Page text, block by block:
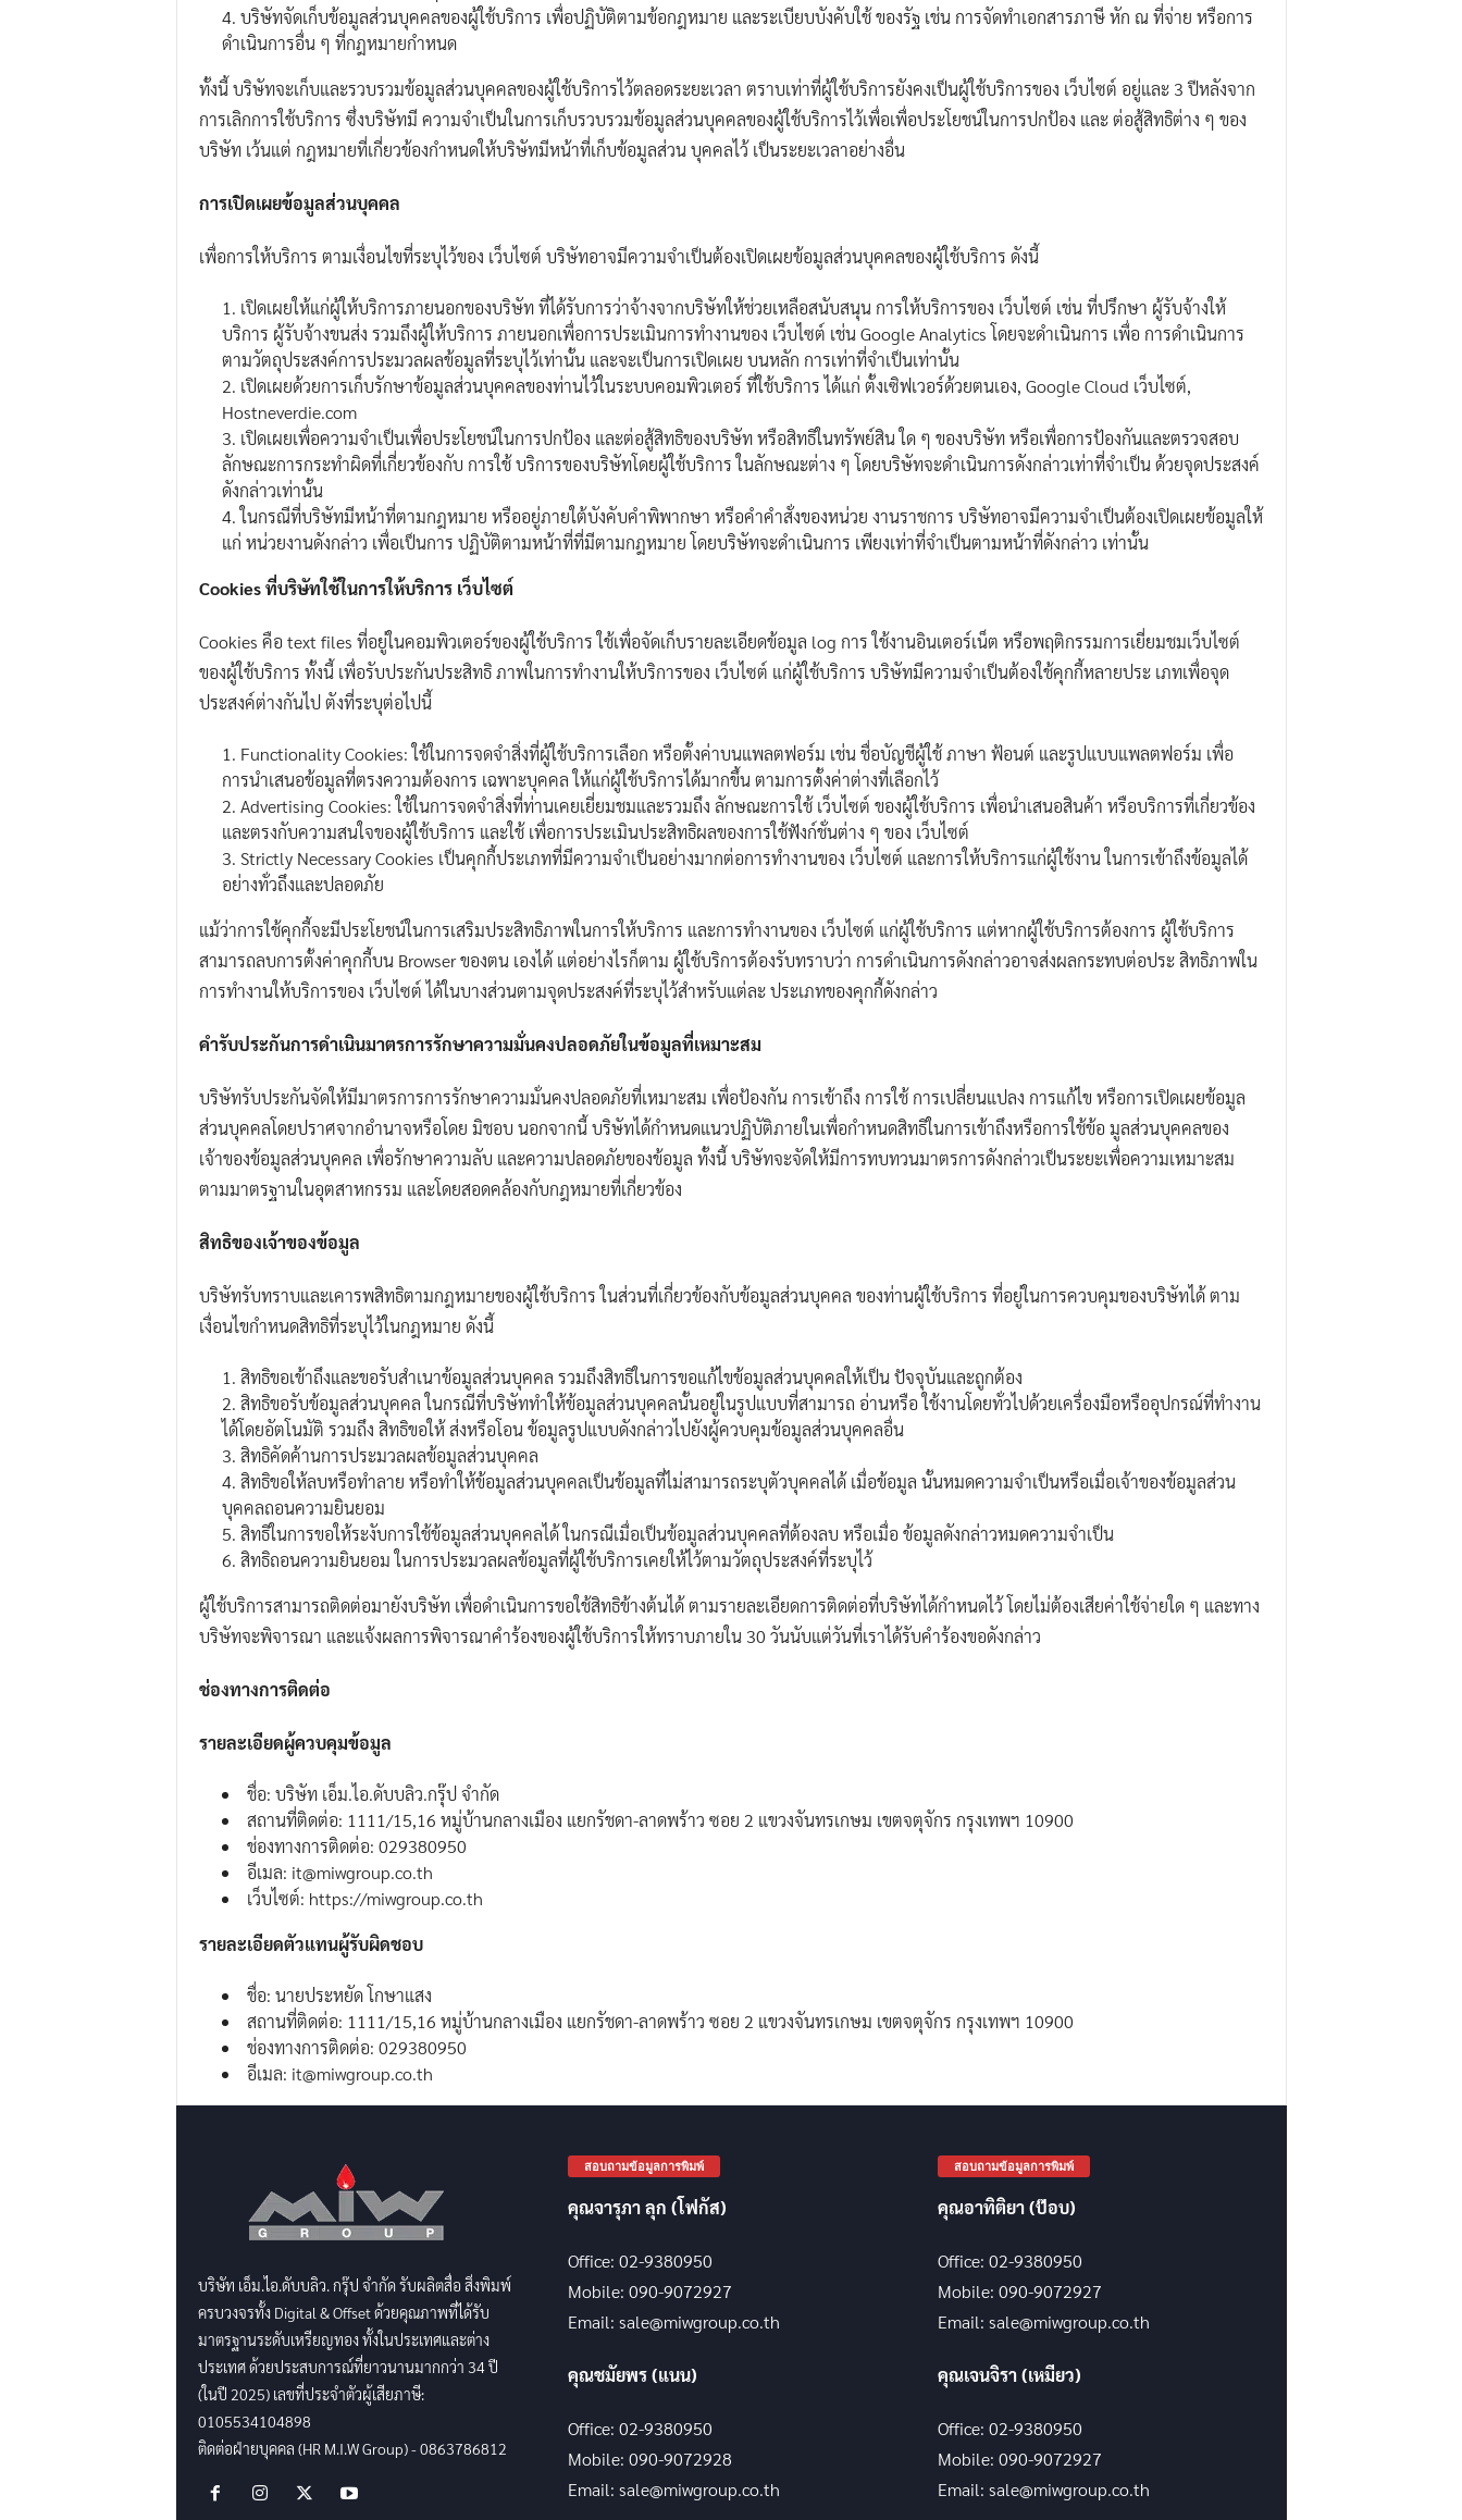
บริษัทจัดเก็บข้อมูลส่วนบุคคลของผู้ใช้บริการ เพื่อปฏิบัติตามข้อกฎหมาย และระเบียบบังคับใช้ ของรัฐ เช่น การจัดทำเอกสารภาษี หัก ณ ที่จ่าย หรือการ
ดำเนินการอื่น ๆ ที่กฎหมายกำหนด
ทั้งนี้ บริษัทจะเก็บและรวบรวมข้อมูลส่วนบุคคลของผู้ใช้บริการไว้ตลอดระยะเวลา ตราบเท่าที่ผู้ใช้บริการยังคงเป็นผู้ใช้บริการของ เว็บไซต์ อยู่และ 3 ปีหลังจาก
การเลิกการใช้บริการ ซึ่งบริษัทมี ความจำเป็นในการเก็บรวบรวมข้อมูลส่วนบุคคลของผู้ใช้บริการไว้เพื่อเพื่อประโยชน์ในการปกป้อง และ ต่อสู้สิทธิต่าง ๆ ของ
บริษัท เว้นแต่ กฎหมายที่เกี่ยวข้องกำหนดให้บริษัทมีหน้าที่เก็บข้อมูลส่วน บุคคลไว้ เป็นระยะเวลาอย่างอื่น
การเปิดเผยข้อมูลส่วนบุคคล
เพื่อการให้บริการ ตามเงื่อนไขที่ระบุไว้ของ เว็บไซต์ บริษัทอาจมีความจำเป็นต้องเปิดเผยข้อมูลส่วนบุคคลของผู้ใช้บริการ ดังนี้
เปิดเผยให้แก่ผู้ให้บริการภายนอกของบริษัท ที่ได้รับการว่าจ้างจากบริษัทให้ช่วยเหลือสนับสนุน การให้บริการของ เว็บไซต์ เช่น ที่ปรึกษา ผู้รับจ้างให้
บริการ ผู้รับจ้างขนส่ง รวมถึงผู้ให้บริการ ภายนอกเพื่อการประเมินการทำงานของ เว็บไซต์ เช่น Google Analytics โดยจะดำเนินการ เพื่อ การดำเนินการ
ตามวัตถุประสงค์การประมวลผลข้อมูลที่ระบุไว้เท่านั้น และจะเป็นการเปิดเผย บนหลัก การเท่าที่จำเป็นเท่านั้น
เปิดเผยด้วยการเก็บรักษาข้อมูลส่วนบุคคลของท่านไว้ในระบบคอมพิวเตอร์ ที่ใช้บริการ ได้แก่ ตั้งเซิฟเวอร์ด้วยตนเอง, Google Cloud เว็บไซต์,
Hostneverdie.com
เปิดเผยเพื่อความจำเป็นเพื่อประโยชน์ในการปกป้อง และต่อสู้สิทธิของบริษัท หรือสิทธิในทรัพย์สิน ใด ๆ ของบริษัท หรือเพื่อการป้องกันและตรวจสอบ
ลักษณะการกระทำผิดที่เกี่ยวข้องกับ การใช้ บริการของบริษัทโดยผู้ใช้บริการ ในลักษณะต่าง ๆ โดยบริษัทจะดำเนินการดังกล่าวเท่าที่จำเป็น ด้วยจุดประสงค์
ดังกล่าวเท่านั้น
ในกรณีที่บริษัทมีหน้าที่ตามกฎหมาย หรืออยู่ภายใต้บังคับคำพิพากษา หรือคำคำสั่งของหน่วย งานราชการ บริษัทอาจมีความจำเป็นต้องเปิดเผยข้อมูลให้
แก่ หน่วยงานดังกล่าว เพื่อเป็นการ ปฏิบัติตามหน้าที่ที่มีตามกฎหมาย โดยบริษัทจะดำเนินการ เพียงเท่าที่จำเป็นตามหน้าที่ดังกล่าว เท่านั้น
Cookies ที่บริษัทใช้ในการให้บริการ เว็บไซต์
Cookies คือ text files ที่อยู่ในคอมพิวเตอร์ของผู้ใช้บริการ ใช้เพื่อจัดเก็บรายละเอียดข้อมูล log การ ใช้งานอินเตอร์เน็ต หรือพฤติกรรมการเยี่ยมชมเว็บไซต์
ของผู้ใช้บริการ ทั้งนี้ เพื่อรับประกันประสิทธิ ภาพในการทำงานให้บริการของ เว็บไซต์ แก่ผู้ใช้บริการ บริษัทมีความจำเป็นต้องใช้คุกกี้หลายประ เภทเพื่อจุด
ประสงค์ต่างกันไป ตังที่ระบุต่อไปนี้
Functionality Cookies: ใช้ในการจดจำสิ่งที่ผู้ใช้บริการเลือก หรือตั้งค่าบนแพลตฟอร์ม เช่น ชื่อบัญชีผู้ใช้ ภาษา ฟ้อนต์ และรูปแบบแพลตฟอร์ม เพื่อ
การนำเสนอข้อมูลที่ตรงความต้องการ เฉพาะบุคคล ให้แก่ผู้ใช้บริการได้มากขึ้น ตามการตั้งค่าต่างที่เลือกไว้
Advertising Cookies: ใช้ในการจดจำสิ่งที่ท่านเคยเยี่ยมชมและรวมถึง ลักษณะการใช้ เว็บไซต์ ของผู้ใช้บริการ เพื่อนำเสนอสินค้า หรือบริการที่เกี่ยวข้อง
และตรงกับความสนใจของผู้ใช้บริการ และใช้ เพื่อการประเมินประสิทธิผลของการใช้ฟังก์ชั่นต่าง ๆ ของ เว็บไซต์
Strictly Necessary Cookies เป็นคุกกี้ประเภทที่มีความจำเป็นอย่างมากต่อการทำงานของ เว็บไซต์ และการให้บริการแก่ผู้ใช้งาน ในการเข้าถึงข้อมูลได้
อย่างทั่วถึงและปลอดภัย
แม้ว่าการใช้คุกกี้จะมีประโยชน์ในการเสริมประสิทธิภาพในการให้บริการ และการทำงานของ เว็บไซต์ แก่ผู้ใช้บริการ แต่หากผู้ใช้บริการต้องการ ผู้ใช้บริการ
สามารถลบการตั้งค่าคุกกี้บน Browser ของตน เองได้ แต่อย่างไรก็ตาม ผู้ใช้บริการต้องรับทราบว่า การดำเนินการดังกล่าวอาจส่งผลกระทบต่อประ สิทธิภาพใน
การทำงานให้บริการของ เว็บไซต์ ได้ในบางส่วนตามจุดประสงค์ที่ระบุไว้สำหรับแต่ละ ประเภทของคุกกี้ดังกล่าว
คำรับประกันการดำเนินมาตรการรักษาความมั่นคงปลอดภัยในข้อมูลที่เหมาะสม
บริษัทรับประกันจัดให้มีมาตรการการรักษาความมั่นคงปลอดภัยที่เหมาะสม เพื่อป้องกัน การเข้าถึง การใช้ การเปลี่ยนแปลง การแก้ไข หรือการเปิดเผยข้อมูล
ส่วนบุคคลโดยปราศจากอำนาจหรือโดย มิชอบ นอกจากนี้ บริษัทได้กำหนดแนวปฏิบัติภายในเพื่อกำหนดสิทธิในการเข้าถึงหรือการใช้ข้อ มูลส่วนบุคคลของ
เจ้าของข้อมูลส่วนบุคคล เพื่อรักษาความลับ และความปลอดภัยของข้อมูล ทั้งนี้ บริษัทจะจัดให้มีการทบทวนมาตรการดังกล่าวเป็นระยะเพื่อความเหมาะสม
ตามมาตรฐานในอุตสาหกรรม และโดยสอดคล้องกับกฎหมายที่เกี่ยวข้อง
สิทธิของเจ้าของข้อมูล
บริษัทรับทราบและเคารพสิทธิตามกฎหมายของผู้ใช้บริการ ในส่วนที่เกี่ยวข้องกับข้อมูลส่วนบุคคล ของท่านผู้ใช้บริการ ที่อยู่ในการควบคุมของบริษัทได้ ตาม
เงื่อนไขกำหนดสิทธิที่ระบุไว้ในกฎหมาย ดังนี้
สิทธิขอเข้าถึงและขอรับสำเนาข้อมูลส่วนบุคคล รวมถึงสิทธิในการขอแก้ไขข้อมูลส่วนบุคคลให้เป็น ปัจจุบันและถูกต้อง
สิทธิขอรับข้อมูลส่วนบุคคล ในกรณีที่บริษัททำให้ข้อมูลส่วนบุคคลนั้นอยู่ในรูปแบบที่สามารถ อ่านหรือ ใช้งานโดยทั่วไปด้วยเครื่องมือหรืออุปกรณ์ที่ทำงาน
ได้โดยอัตโนมัติ รวมถึง สิทธิขอให้ ส่งหรือโอน ข้อมูลรูปแบบดังกล่าวไปยังผู้ควบคุมข้อมูลส่วนบุคคลอื่น
สิทธิคัดค้านการประมวลผลข้อมูลส่วนบุคคล
สิทธิขอให้ลบหรือทำลาย หรือทำให้ข้อมูลส่วนบุคคลเป็นข้อมูลที่ไม่สามารถระบุตัวบุคคลได้ เมื่อข้อมูล นั้นหมดความจำเป็นหรือเมื่อเจ้าของข้อมูลส่วน
บุคคลถอนความยินยอม
สิทธิในการขอให้ระงับการใช้ข้อมูลส่วนบุคคลได้ ในกรณีเมื่อเป็นข้อมูลส่วนบุคคลที่ต้องลบ หรือเมื่อ ข้อมูลดังกล่าวหมดความจำเป็น
สิทธิถอนความยินยอม ในการประมวลผลข้อมูลที่ผู้ใช้บริการเคยให้ไว้ตามวัตถุประสงค์ที่ระบุไว้
ผู้ใช้บริการสามารถติดต่อมายังบริษัท เพื่อดำเนินการขอใช้สิทธิข้างต้นได้ ตามรายละเอียดการติดต่อที่บริษัทได้กำหนดไว้ โดยไม่ต้องเสียค่าใช้จ่ายใด ๆ และทาง
บริษัทจะพิจารณา และแจ้งผลการพิจารณาคำร้องของผู้ใช้บริการให้ทราบภายใน 30 วันนับแต่วันที่เราได้รับคำร้องขอดังกล่าว
ช่องทางการติดต่อ
รายละเอียดผู้ควบคุมข้อมูล
ชื่อ: บริษัท เอ็ม.ไอ.ดับบลิว.กรุ๊ป จำกัด
สถานที่ติดต่อ: 1111/15,16 หมู่บ้านกลางเมือง แยกรัชดา-ลาดพร้าว ซอย 2 แขวงจันทรเกษม เขตจตุจักร กรุงเทพฯ 10900
ช่องทางการติดต่อ: 029380950
อีเมล: it@miwgroup.co.th
เว็บไซต์: https://miwgroup.co.th
รายละเอียดตัวแทนผู้รับผิดชอบ
ชื่อ: นายประหยัด โกษาแสง
สถานที่ติดต่อ: 1111/15,16 หมู่บ้านกลางเมือง แยกรัชดา-ลาดพร้าว ซอย 2 แขวงจันทรเกษม เขตจตุจักร กรุงเทพฯ 10900
ช่องทางการติดต่อ: 029380950
อีเมล: it@miwgroup.co.th
บริษัท เอ็ม.ไอ.ดับบลิว. กรุ๊ป จำกัด รับผลิตสื่อ สิ่งพิมพ์
ครบวงจรทั้ง Digital & Offset ด้วยคุณภาพที่ได้รับ
มาตรฐานระดับเหรียญทอง ทั้งในประเทศและต่าง
ประเทศ ด้วยประสบการณ์ที่ยาวนานมากกว่า 34 ปี
(ในปี 2025) เลขที่ประจำตัวผู้เสียภาษี:
0105534104898
ติดต่อฝ่ายบุคคล (HR M.I.W Group) - 0863786812
สอบถามข้อมูลการพิมพ์
คุณจารุภา ลุก (โฟกัส)
Office: 02-9380950
Mobile: 090-9072927
Email: sale@miwgroup.co.th
คุณชมัยพร (แนน)
Office: 02-9380950
Mobile: 090-9072928
Email: sale@miwgroup.co.th
สอบถามข้อมูลการพิมพ์
คุณอาทิติยา (ป๊อบ)
Office: 02-9380950
Mobile: 090-9072927
Email: sale@miwgroup.co.th
คุณเจนจิรา (เหมียว)
Office: 02-9380950
Mobile: 090-9072927
Email: sale@miwgroup.co.th